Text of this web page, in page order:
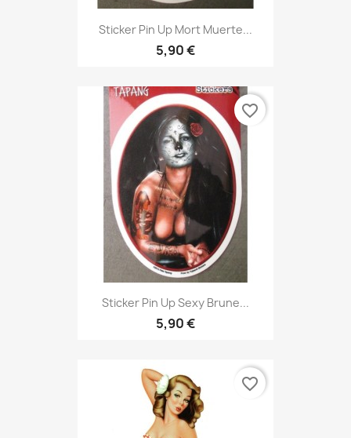
Sticker Pin Up Mort Muerte...
5,90 €
Sticker Pin Up Sexy Brune...
5,90 €
favorite_border
favorite_border